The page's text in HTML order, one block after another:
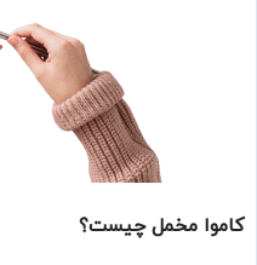
کاموا مخمل چیست؟